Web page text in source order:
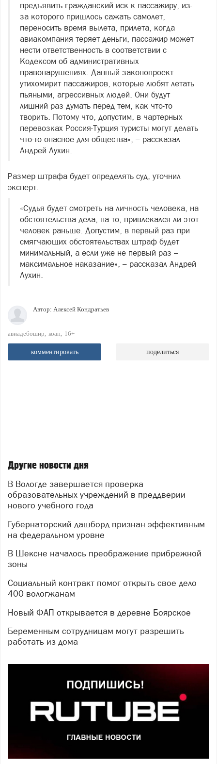
предъявить гражданский иск к пассажиру, из-
за которого пришлось сажать самолет,
переносить время вылета, прилета, когда
авиакомпания теряет деньги, пассажир может
нести ответственность в соответствии с
Кодексом об административных
правонарушениях. Данный законопроект
утихомирит пассажиров, которые любят летать
пьяными, агрессивных людей. Они будут
лишний раз думать перед тем, как что-то
творить. Потому что, допустим, в чартерных
перевозках Россия-Турция туристы могут делать
что-то опасное для общества», – рассказал
Андрей Лухин.
Размер штрафа будет определять суд, уточнил
эксперт.
«Судья будет смотреть на личность человека, на
обстоятельства дела, на то, привлекался ли этот
человек раньше. Допустим, в первый раз при
смягчающих обстоятельствах штраф будет
минимальный, а если уже не первый раз –
максимальное наказание», – рассказал Андрей
Лухин.
Автор: Алексей Кондратьев
авиадебошир коап 16+
комментировать поделиться
Другие новости дня
В Вологде завершается проверка
образовательных учреждений в преддверии
нового учебного года
Губернаторский дашборд признан эффективным
на федеральном уровне
В Шексне началось преображение прибрежной
зоны
Социальный контракт помог открыть свое дело
400 вологжанам
Новый ФАП открывается в деревне Боярское
Беременным сотрудницам могут разрешить
работать из дома